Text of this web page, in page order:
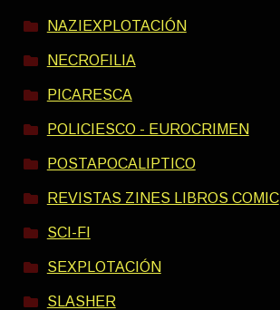
NAZIEXPLOTACIÓN
NECROFILIA
PICARESCA
POLICIESCO - EUROCRIMEN
POSTAPOCALIPTICO
REVISTAS ZINES LIBROS COMIC
SCI-FI
SEXPLOTACIÓN
SLASHER